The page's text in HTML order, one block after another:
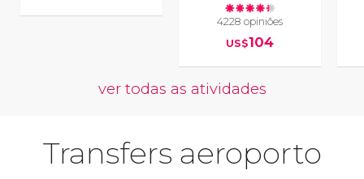
4228 opiniões
US$104
ver todas as atividades
Transfers aeroporto